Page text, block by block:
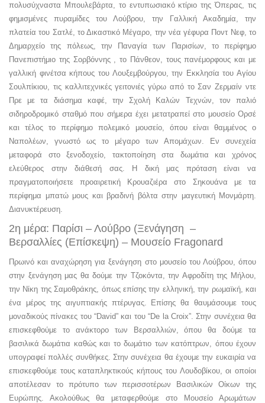
πολυσύχναστα Μπουλεβάρτα, το εντυπωσιακό κτίριο της Όπερας, τις
φημισμένες πυραμίδες του Λούβρου, την Γαλλική Ακαδημία, την
πλατεία του Σατλέ, το Δικαστικό Μέγαρο, την νέα γέφυρα Ποντ Νεφ, το
Δημαρχείο της πόλεως, την Παναγία των Παρισίων, το περίφημο
Πανεπιστήμιο της Σορβόννης , το Πάνθεον, τους πανέμορφους και με
γαλλική φινέτσα κήπους του Λουξεμβούργου, την Εκκλησία του Αγίου
Σουλπίκιου, τις καλλιτεχνικές γειτονιές γύρω από το Σαν Ζερμαίν ντε
Πρε με τα διάσημα καφέ, την Σχολή Καλών Τεχνών, τον παλιό
σιδηροδρομικό σταθμό που σήμερα έχει μετατραπεί στο μουσείο Ορσέ
και τέλος το περίφημο πολεμικό μουσείο, όπου είναι θαμμένος ο
Ναπολέων, γνωστό ως το μέγαρο των Απομάχων. Εν συνεχεία
μεταφορά στο ξενοδοχείο, τακτοποίηση στα δωμάτια και χρόνος
ελεύθερος στην διάθεσή σας. H δική μας πρόταση είναι να
πραγματοποιήσετε προαιρετική Κρουαζιέρα στο Σηκουάνα με τα
περίφημα μπατώ μους και βραδινή βόλτα στην μαγευτική Μονμάρτη.
Διανυκτέρευση.
2η μέρα: Παρίσι – Λούβρο (Ξενάγηση –
Βερσαλλίες (Επίσκεψη) – Μουσείο Fragonard
Πρωινό και αναχώρηση για ξενάγηση στο μουσείο του Λούβρου, όπου
στην ξενάγηση μας θα δούμε την Τζοκόντα, την Αφροδίτη της Μήλου,
την Νίκη της Σαμοθράκης, όπως επίσης την ελληνική, την ρωμαϊκή, και
ένα μέρος της αιγυπτιακής πτέρυγας. Επίσης θα θαυμάσουμε τους
μοναδικούς πίνακες του “David” και του “De la Croix”. Στην συνέχεια θα
επισκεφθούμε το ανάκτορο των Βερσαλλιών, όπου θα δούμε τα
βασιλικά δωμάτια καθώς και το δωμάτιο των κατόπτρων, όπου έχουν
υπογραφεί πολλές συνθήκες. Στην συνέχεια θα έχουμε την ευκαιρία να
επισκεφθούμε τους καταπληκτικούς κήπους του Λουδοβίκου, οι οποίοι
αποτέλεσαν το πρότυπο των περισσοτέρων Βασιλικών Οίκων της
Ευρώπης. Ακολούθως θα μεταφερθούμε στο Μουσείο Αρωμάτων